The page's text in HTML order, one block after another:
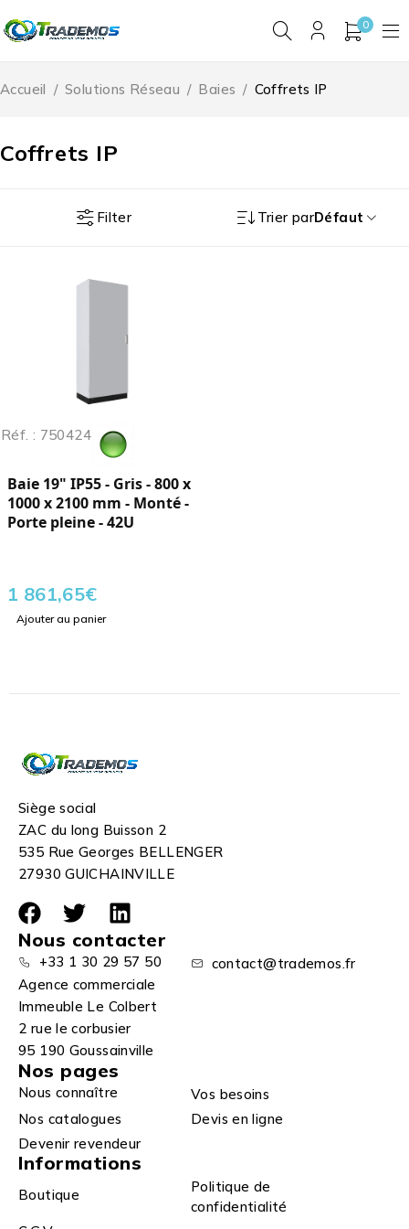
0
Coffrets IP
Accueil / Solutions Réseau / Baies / Coffrets IP
Filter Trier parDéfaut
Réf. : 750424
Baie 19" IP55 - Gris - 800 x
1000 x 2100 mm - Monté -
Porte pleine - 42U
1 861,65€
Ajouter au panier
Siège social
ZAC du long Buisson 2
535 Rue Georges BELLENGER
27930 GUICHAINVILLE
Nous contacter
+33 1 30 29 57 50
contact@trademos.fr
Agence commerciale
Immeuble Le Colbert
2 rue le corbusier
95 190 Goussainville
Nos pages
Nous connaître
Vos besoins
Nos catalogues
Devis en ligne
Devenir revendeur
Informations
Boutique
Politique de
confidentialité